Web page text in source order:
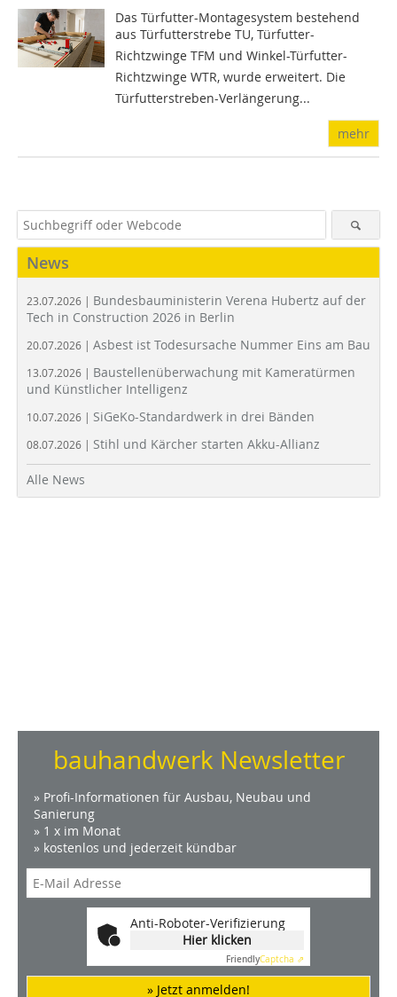
Das Türfutter-Montagesystem bestehend
aus Türfutterstrebe TU, Türfutter-
Richtzwinge TFM und Winkel-Türfutter-
Richtzwinge WTR, wurde erweitert. Die
Türfutterstreben-Verlängerung...
mehr
News
23.07.2026 | Bundesbauministerin Verena Hubertz auf der
Tech in Construction 2026 in Berlin
20.07.2026 | Asbest ist Todesursache Nummer Eins am Bau
13.07.2026 | Baustellenüberwachung mit Kameratürmen
und Künstlicher Intelligenz
10.07.2026 | SiGeKo-Standardwerk in drei Bänden
08.07.2026 | Stihl und Kärcher starten Akku-Allianz
Alle News
bauhandwerk Newsletter
» Profi-Informationen für Ausbau, Neubau und
Sanierung
» 1 x im Monat
» kostenlos und jederzeit kündbar
Anti-Roboter-Verifizierung
Hier klicken
FriendlyCaptcha ⇗
» Jetzt anmelden!